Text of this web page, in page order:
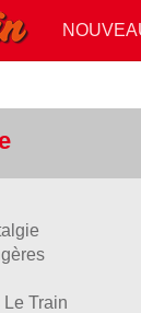
Le Train